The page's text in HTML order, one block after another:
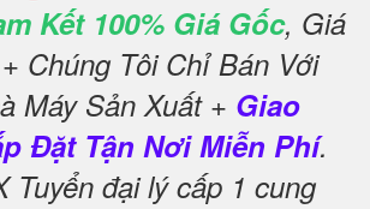
Kết 100% Giá Gốc, Giá
Chúng Tôi Chỉ Bán Với
Máy Sản Xuất + Giao
Đặt Tận Nơi Miễn Phí.
Tuyển đại lý cấp 1 cung